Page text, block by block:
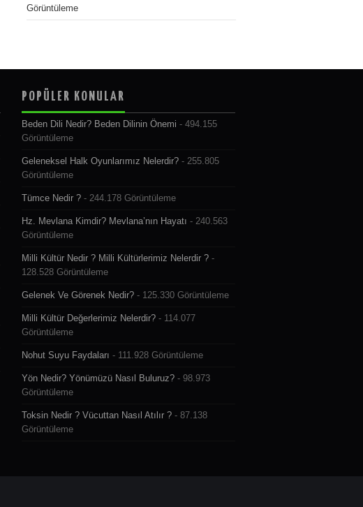
Görüntüleme
POPÜLER KONULAR
Beden Dili Nedir? Beden Dilinin Önemi - 494.155
Görüntüleme
Geleneksel Halk Oyunlarımız Nelerdir?- 255.805
Görüntüleme
Tümce Nedir ?- 244.178 Görüntüleme
Hz. Mevlana Kimdir? Mevlana’nın Hayatı - 240.563
Görüntüleme
Milli Kültür Nedir ? Milli Kültürlerimiz Nelerdir ?-
128.528 Görüntüleme
Gelenek Ve Görenek Nedir?- 125.330 Görüntüleme
Milli Kültür Değerlerimiz Nelerdir?- 114.077
Görüntüleme
Nohut Suyu Faydaları - 111.928 Görüntüleme
Yön Nedir? Yönümüzü Nasıl Buluruz?- 98.973
Görüntüleme
Toksin Nedir ? Vücuttan Nasıl Atılır ?- 87.138
Görüntüleme